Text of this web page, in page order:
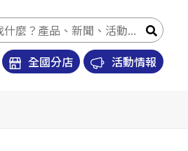
活動情報
全國分店